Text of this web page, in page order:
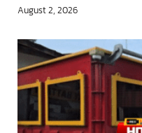
August 2, 2026